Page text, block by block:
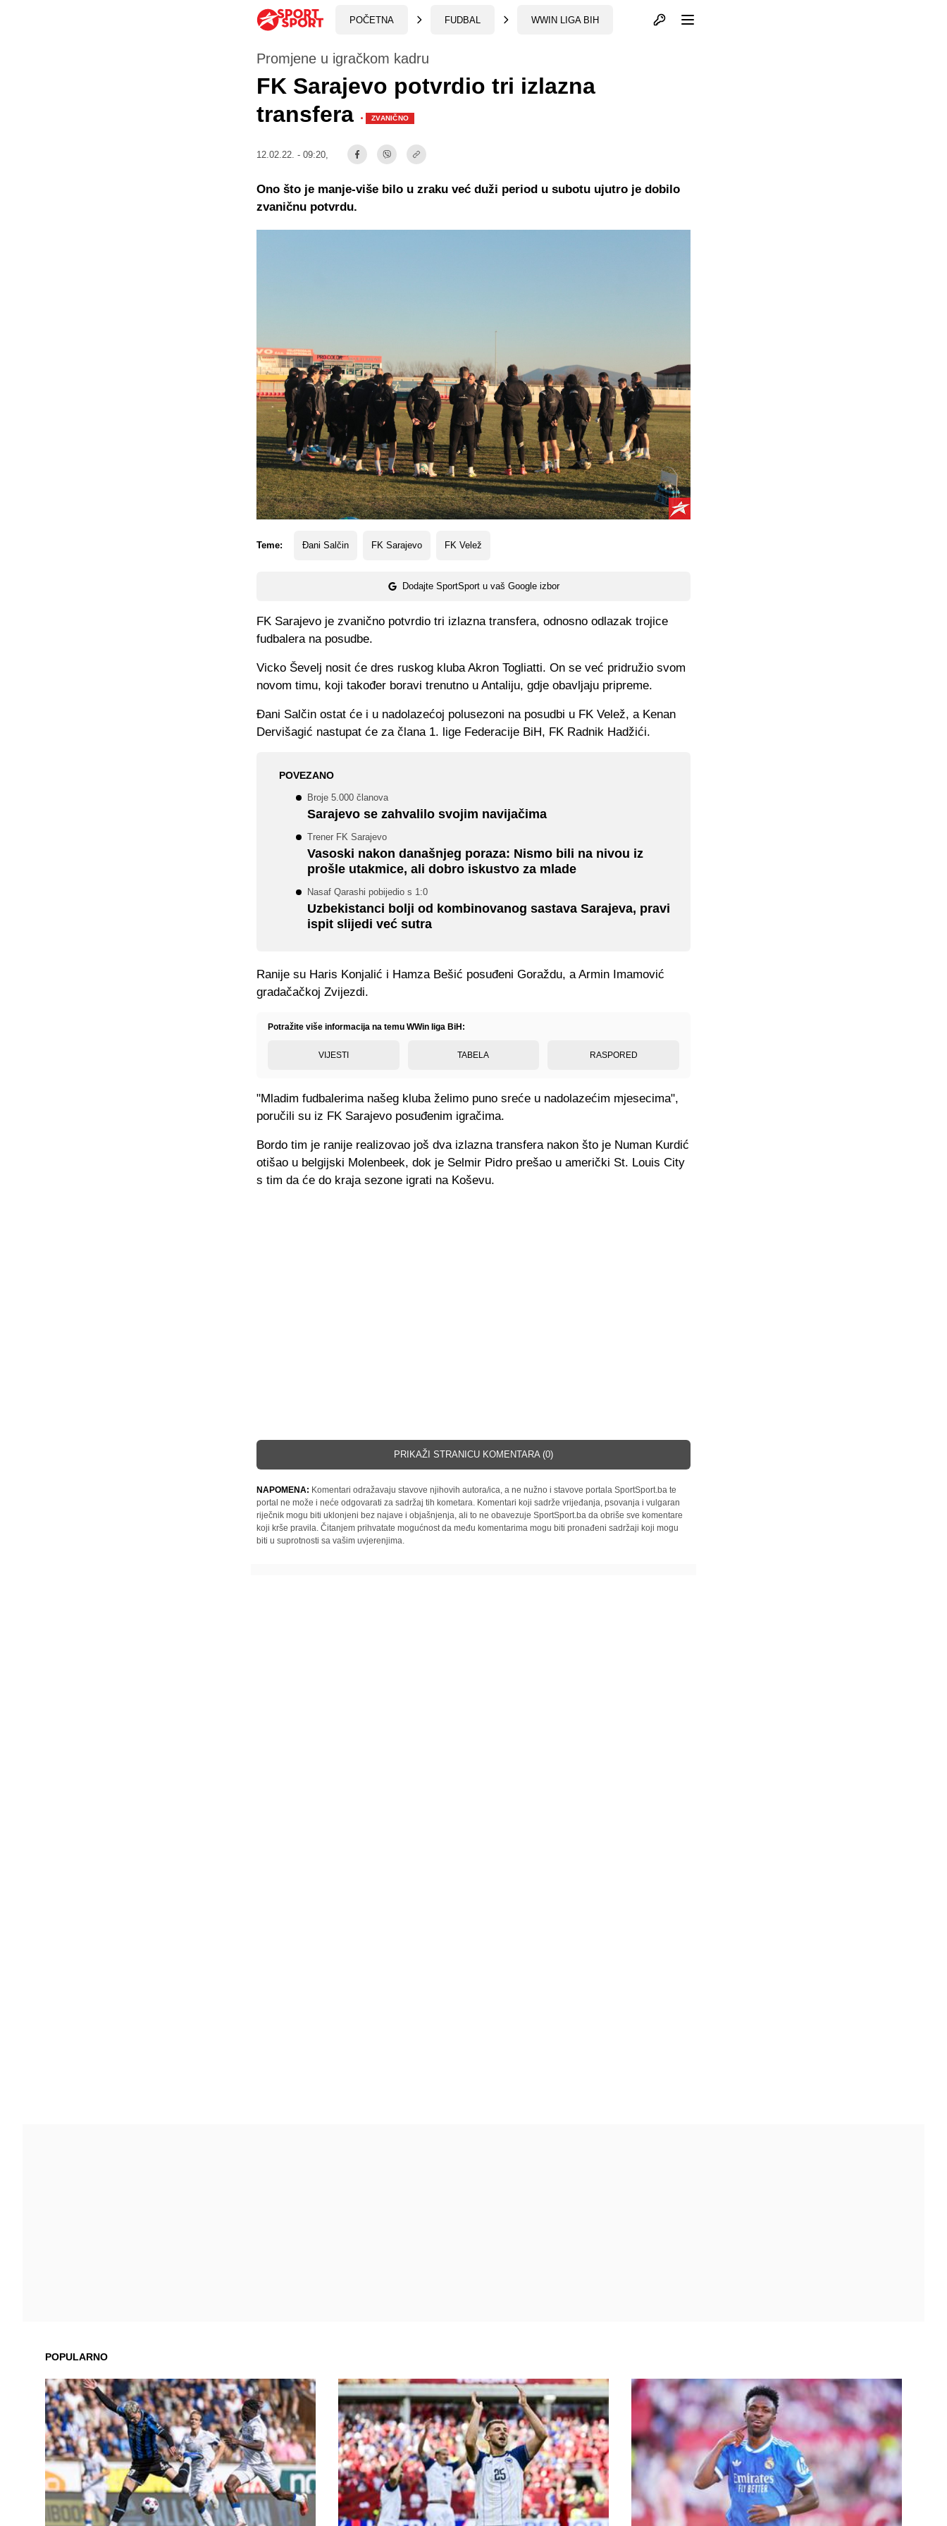
POČETNA FUDBAL WWIN LIGA BIH Otvori profil
Promjene u igračkom kadru
FK Sarajevo potvrdio tri izlazna
transfera · ZVANIČNO
12.02.22. - 09:20,
Teme: Đani Salčin FK Sarajevo FK Velež
Dodajte SportSport u vaš Google izbor
Ono što je manje-više bilo u zraku već duži period u subotu ujutro je dobilo
zvaničnu potvrdu.
FK Sarajevo je zvanično potvrdio tri izlazna transfera, odnosno odlazak trojice
fudbalera na posudbe.
Vicko Ševelj nosit će dres ruskog kluba Akron Togliatti. On se već pridružio svom
novom timu, koji također boravi trenutno u Antaliju, gdje obavljaju pripreme.
Đani Salčin ostat će i u nadolazećoj polusezoni na posudbi u FK Velež, a Kenan
Dervišagić nastupat će za člana 1. lige Federacije BiH, FK Radnik Hadžići.
POVEZANO
Broje 5.000 članova
Sarajevo se zahvalilo svojim navijačima
Trener FK Sarajevo
Vasoski nakon današnjeg poraza: Nismo bili na nivou iz
prošle utakmice, ali dobro iskustvo za mlade
Nasaf Qarashi pobijedio s 1:0
Uzbekistanci bolji od kombinovanog sastava Sarajeva, pravi
ispit slijedi već sutra
Ranije su Haris Konjalić i Hamza Bešić posuđeni Goraždu, a Armin Imamović
gradačačkoj Zvijezdi.
Potražite više informacija na temu WWin liga BiH:
VIJESTI TABELA RASPORED
"Mladim fudbalerima našeg kluba želimo puno sreće u nadolazećim mjesecima",
poručili su iz FK Sarajevo posuđenim igračima.
Bordo tim je ranije realizovao još dva izlazna transfera nakon što je Numan Kurdić
otišao u belgijski Molenbeek, dok je Selmir Pidro prešao u američki St. Louis City
s tim da će do kraja sezone igrati na Koševu.
PRIKAŽI STRANICU KOMENTARA (0)
NAPOMENA: Komentari odražavaju stavove njihovih autora/ica, a ne nužno i stavove portala SportSport.ba te
portal ne može i neće odgovarati za sadržaj tih kometara. Komentari koji sadrže vrijeđanja, psovanja i vulgaran
riječnik mogu biti uklonjeni bez najave i objašnjenja, ali to ne obavezuje SportSport.ba da obriše sve komentare
koji krše pravila. Čitanjem prihvatate mogućnost da među komentarima mogu biti pronađeni sadržaji koji mogu
biti u suprotnosti sa vašim uvjerenjima.
POPULARNO